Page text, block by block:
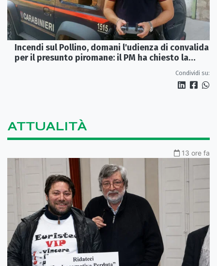
Incendi sul Pollino, domani l'udienza di convalida
per il presunto piromane: il PM ha chiesto la
Condividi su:
ATTUALITÀ
13 ore fa